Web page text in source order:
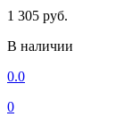
1 305 руб.
В наличии
0.0
0